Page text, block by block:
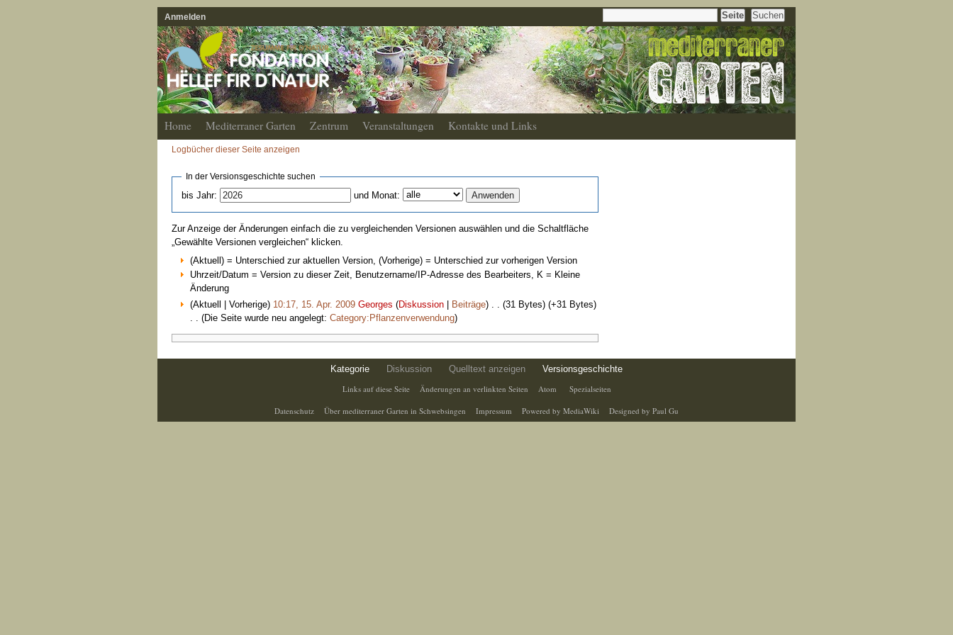
Anmelden
Home Mediterraner Garten Zentrum Veranstaltungen Kontakte und Links
Logbücher dieser Seite anzeigen
In der Versionsgeschichte suchen
bis Jahr: und Monat:
Zur Anzeige der Änderungen einfach die zu vergleichenden Versionen auswählen und die Schaltfläche
„Gewählte Versionen vergleichen“ klicken.
(Aktuell) = Unterschied zur aktuellen Version, (Vorherige) = Unterschied zur vorherigen Version
Uhrzeit/Datum = Version zu dieser Zeit, Benutzername/IP-Adresse des Bearbeiters, K = Kleine
Änderung
(Aktuell | Vorherige) 10:17, 15. Apr. 2009‎ Georges (Diskussion| Beiträge)‎ (31 Bytes) (+31 Bytes)
(Die Seite wurde neu angelegt: Category:Pflanzenverwendung)
Kategorie Diskussion Quelltext anzeigen
Versionsgeschichte
Links auf diese Seite
Änderungen an verlinkten Seiten Atom Spezialseiten
Datenschutz Über mediterraner Garten in Schwebsingen Impressum Powered by MediaWiki Designed by Paul Gu